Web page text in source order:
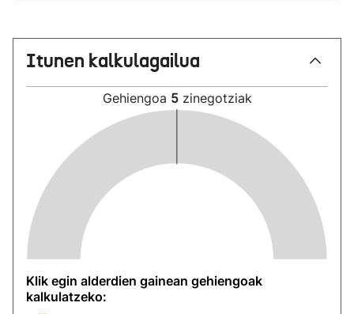
Itunen kalkulagailua
Gehiengoa 5 zinegotziak
Klik egin alderdien gainean gehiengoak
kalkulatzeko: